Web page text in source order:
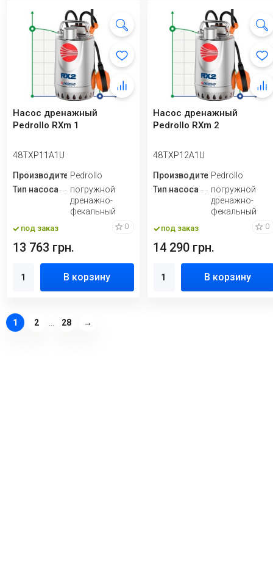
Насос дренажный
Pedrollo RXm 1
48TXP11A1U
ПроизводительPedrollo
Тип насоса
погружной
дренажно-
фекальный
под заказ 0
13 763 грн.
В корзину
Насос дренажный
Pedrollo RXm 2
48TXP12A1U
ПроизводительPedrollo
Тип насоса
погружной
дренажно-
фекальный
под заказ 0
14 290 грн.
В корзину
1 2 ... 28 →